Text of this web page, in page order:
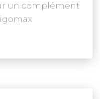
un complément